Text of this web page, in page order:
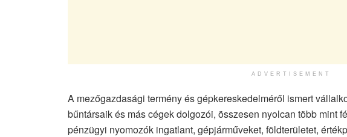
ADVERTISEMENT
A mezőgazdasági termény és gépkereskedelméről ismert
bűntársaik és más cégek dolgozói, összesen nyolcan több mint
pénzügyi nyomozók ingatlant, gépjárműveket, földterületet,